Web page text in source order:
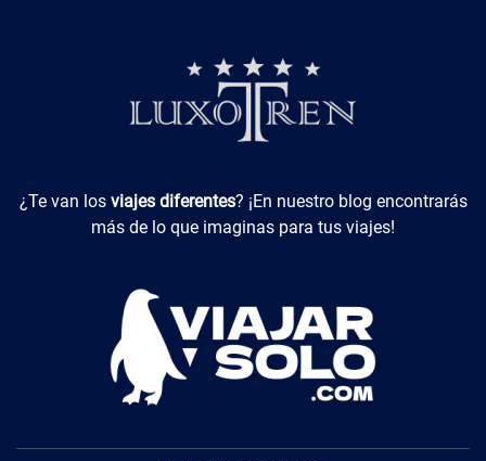
Viajes Diferentes
¿Te van los viajes diferentes? ¡En nuestro blog encontrarás
más de lo que imaginas para tus viajes!